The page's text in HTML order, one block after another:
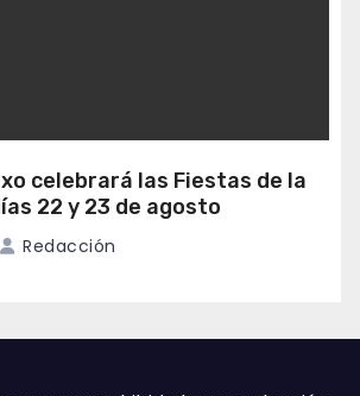
celebrará las Fiestas de la
22 y 23 de agosto
Redacción